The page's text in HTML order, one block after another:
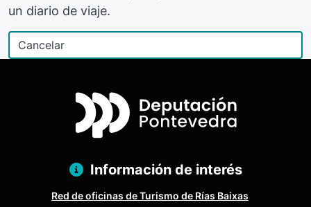
un diario de viaje.
Información de interés
Red de oficinas de Turismo de Rías Baixas